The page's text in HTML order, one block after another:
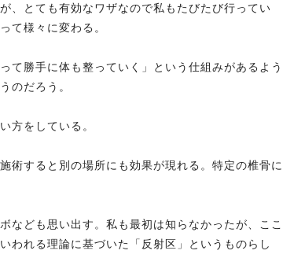
、とても有効なワザなので私もたびたび行ってい
て様々に変わる。
て勝手に体も整っていく」という仕組みがあるよう
のだろう。
方をしている。
術すると別の場所にも効果が現れる。特定の椎骨に
なども思い出す。私も最初は知らなかったが、ここ
われる理論に基づいた「反射区」というものらし